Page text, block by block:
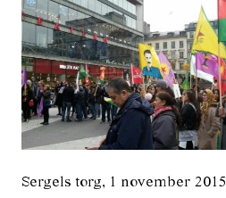
Sergels torg, 1 november 2015